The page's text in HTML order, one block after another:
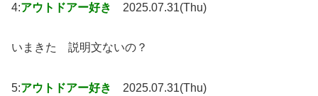
4:アウトドアー好き 2025.07.31(Thu)
いまきた 説明文ないの？
5:アウトドアー好き 2025.07.31(Thu)